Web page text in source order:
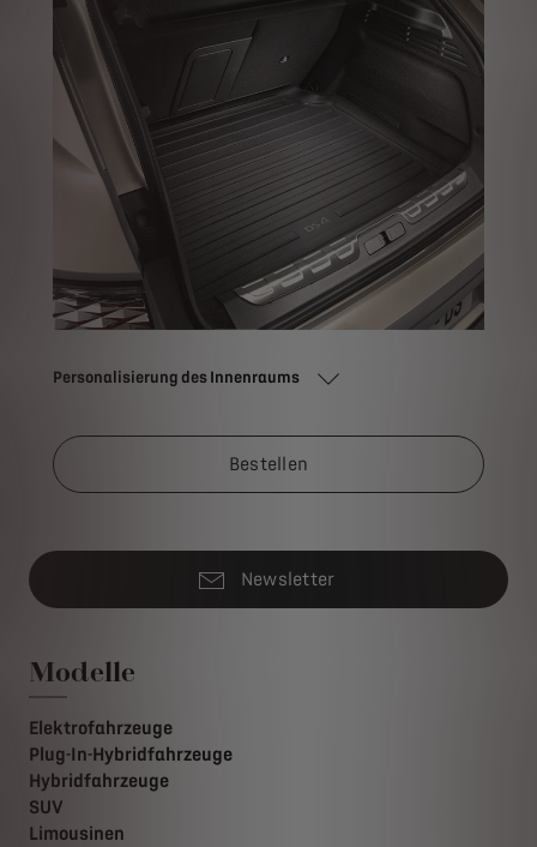
Personalisierung des Innenraums
Bestellen
Newsletter
Modelle
Elektrofahrzeuge
Plug-In-Hybridfahrzeuge
Hybridfahrzeuge
SUV
Limousinen